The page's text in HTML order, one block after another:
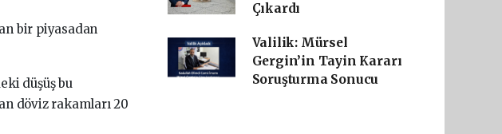
bir piyasadan
düşüş bu
döviz rakamları 20
Çıkardı
Valilik: Mürsel
Gergin’in Tayin Kararı
Soruşturma Sonucu